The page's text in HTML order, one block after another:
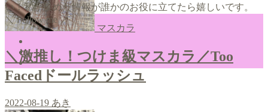
マスカラ
＼激推し！つけま級マスカラ／Too
Facedドールラッシュ
2022-08-19 あき
い！私が集めた情報が誰かのお役に立てたら嬉しいです。
＼ Follow me ／